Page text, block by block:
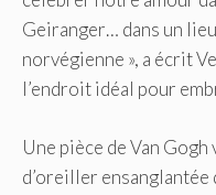
Geiranger… dans un
norvégienne », a écrit
l’endroit idéal pour
Une pièce de Van
d’oreiller ensanglantée